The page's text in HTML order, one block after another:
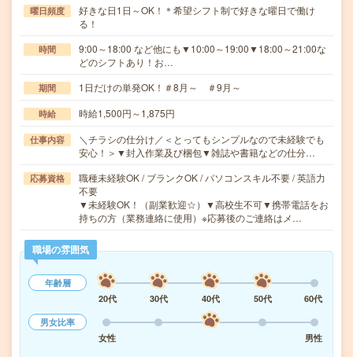
曜日頻度
好きな日1日～OK！＊希望シフト制で好きな曜日で働け
る！
時間
9:00～18:00 など他にも▼10:00～19:00▼18:00～21:00な
どのシフトあり！お…
期間 1日だけの単発OK！＃8月～ ＃9月～
時給 時給1,500円～1,875円
仕事内容
＼チラシの仕分け／＜とってもシンプルなので未経験でも
安心！＞▼封入作業及び梱包▼雑誌や書籍などの仕分…
応募資格
職種未経験OK / ブランクOK / パソコンスキル不要 / 英語力
不要
▼未経験OK！（副業歓迎☆）▼高校生不可▼携帯電話をお
持ちの方（業務連絡に使用）※応募後のご連絡はメ…
職場の雰囲気
年齢層
20代
30代 40代 50代
60代
男女比率
女性
男性